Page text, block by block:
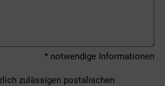
* notwendige Informationen
zulässigen postalischen